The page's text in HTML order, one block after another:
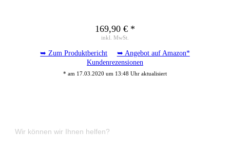
169,90 € *
inkl. MwSt.
➥ Zum Produktbericht
➥ Angebot auf Amazon*
Kundenrezensionen
* am 17.03.2020 um 13:48 Uhr aktualisiert